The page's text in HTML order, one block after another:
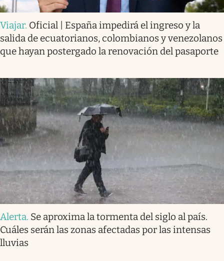
Viajar. Oficial | España impedirá el ingreso y la
salida de ecuatorianos, colombianos y venezolanos
que hayan postergado la renovación del pasaporte
Alerta. Se aproxima la tormenta del siglo al país.
Cuáles serán las zonas afectadas por las intensas
lluvias